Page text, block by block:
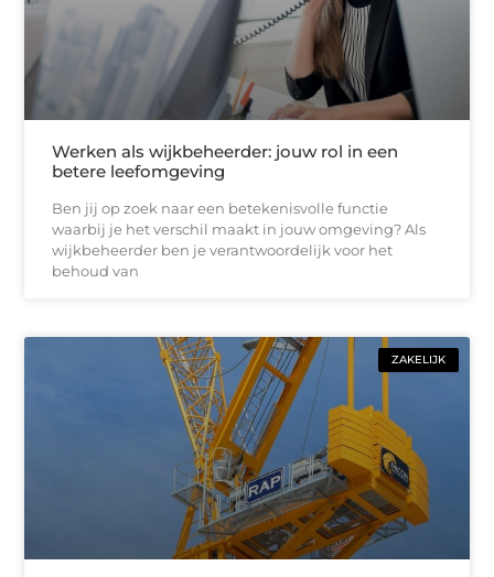
Werken als wijkbeheerder: jouw rol in een
betere leefomgeving
Ben jij op zoek naar een betekenisvolle functie
waarbij je het verschil maakt in jouw omgeving? Als
wijkbeheerder ben je verantwoordelijk voor het
behoud van
ZAKELIJK